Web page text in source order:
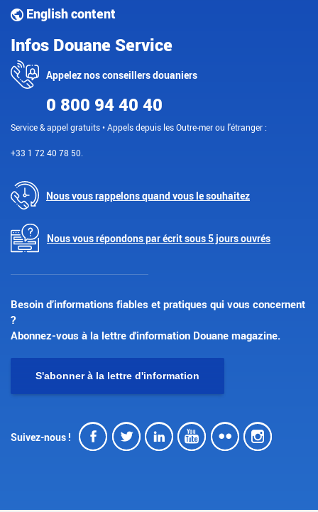
English content
Infos Douane Service
Appelez nos conseillers douaniers
0 800 94 40 40
Service & appel gratuits • Appels depuis les Outre-mer ou l'étranger :
+33 1 72 40 78 50.
Nous vous rappelons quand vous le souhaitez
Nous vous répondons par écrit sous 5 jours ouvrés
Besoin d’informations fiables et pratiques qui vous concernent
?
Abonnez-vous à la lettre d'information Douane magazine.
S'abonner à la lettre d'information
Suivez-nous ! Facebook
Twitter
LinkedIn
Youtube
Flickr